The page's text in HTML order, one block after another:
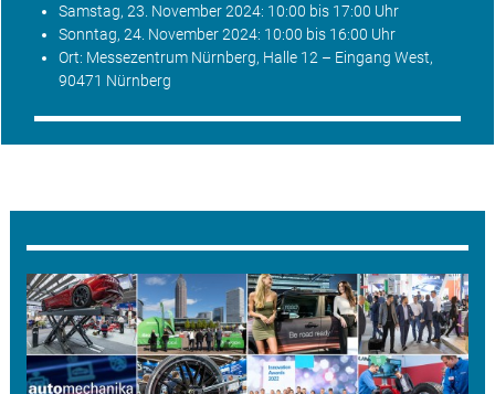
Samstag, 23. November 2024: 10:00 bis 17:00 Uhr
Sonntag, 24. November 2024: 10:00 bis 16:00 Uhr
Ort: Messezentrum Nürnberg, Halle 12 – Eingang West,
90471 Nürnberg